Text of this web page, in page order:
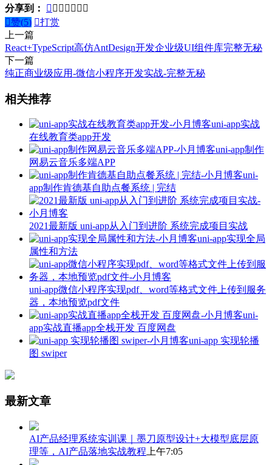
分享到：
      
赞(5) 打赏
上一篇
React+TypeScript高仿AntDesign开发企业级UI组件库完整无秘
下一篇
纯正商业级应用-微信小程序开发实战-完整无秘
相关推荐
uni-app实战
在线教育类app开发
uni-app制作
网易云音乐多端APP
uni-
app制作肯德基自助点餐系统 | 完结
2021最新版 uni-app从入门到进阶 系统完成项目实战
uni-app实现全局
属性和方法
uni-app微信小程序实现pdf、word等格式文件上传到服务
器，本地预览pdf文件
uni-
app实战直播app全栈开发 百度网盘
uni-app 实现轮播
图 swiper
最新文章
AI产品经理系统实训课｜墨刀原型设计+大模型底层原
理等，AI产品落地实战教程 上午7:05